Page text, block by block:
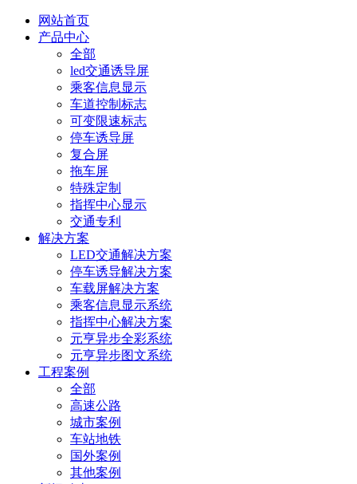
网站首页
产品中心
全部
led交通诱导屏
乘客信息显示
车道控制标志
可变限速标志
停车诱导屏
复合屏
拖车屏
特殊定制
指挥中心显示
交通专利
解决方案
LED交通解决方案
停车诱导解决方案
车载屏解决方案
乘客信息显示系统
指挥中心解决方案
元亨异步全彩系统
元亨异步图文系统
工程案例
全部
高速公路
城市案例
车站地铁
国外案例
其他案例